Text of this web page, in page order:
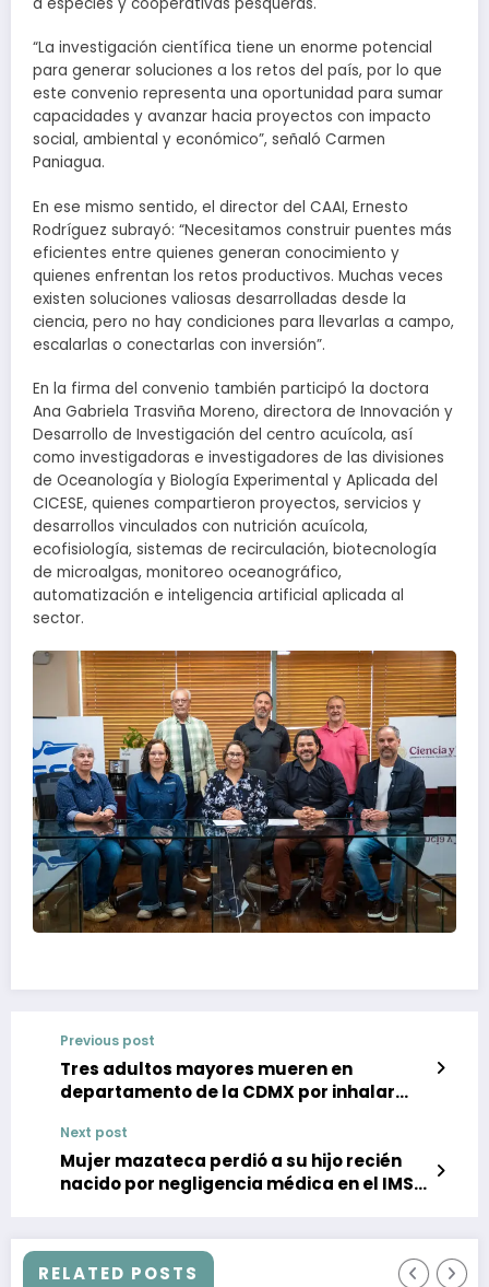
“La investigación científica tiene un enorme potencial
para generar soluciones a los retos del país, por lo que
este convenio representa una oportunidad para sumar
capacidades y avanzar hacia proyectos con impacto
social, ambiental y económico”, señaló Carmen
Paniagua.
En ese mismo sentido, el director del CAAI, Ernesto
Rodríguez subrayó: “Necesitamos construir puentes más
eficientes entre quienes generan conocimiento y
quienes enfrentan los retos productivos. Muchas veces
existen soluciones valiosas desarrolladas desde la
ciencia, pero no hay condiciones para llevarlas a campo,
escalarlas o conectarlas con inversión”.
En la firma del convenio también participó la doctora
Ana Gabriela Trasviña Moreno, directora de Innovación y
Desarrollo de Investigación del centro acuícola, así
como investigadoras e investigadores de las divisiones
de Oceanología y Biología Experimental y Aplicada del
CICESE, quienes compartieron proyectos, servicios y
desarrollos vinculados con nutrición acuícola,
ecofisiología, sistemas de recirculación, biotecnología
de microalgas, monitoreo oceanográfico,
automatización e inteligencia artificial aplicada al
sector.
Previous post
Tres adultos mayores mueren en
departamento de la CDMX por inhalar
Next post
Mujer mazateca perdió a su hijo recién
nacido por negligencia médica en el IMSS
RELATED POSTS